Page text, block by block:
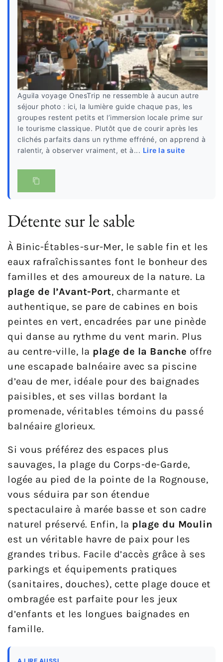
Aguila voyage OnesTrip ne ressemble à aucun autre
séjour photo : ici, la lumière guide chaque pas, les
groupes restent petits et l’immersion locale prime sur
le tourisme classique. Plutôt que de courir après les
clichés parfaits dans un rythme effréné, on apprend à
ralentir, à observer vraiment, et à... Lire la suite
Détente sur le sable
À Binic-Étables-sur-Mer, le sable fin et les
eaux rafraîchissantes font le bonheur des
familles et des amoureux de la nature. La
plage de l’Avant-Port, charmante et
authentique, se pare de cabines en bois
peintes en vert, encadrées par une pinède
qui danse au rythme du vent marin. Plus
au centre-ville, la plage de la Banche offre
une escapade balnéaire avec sa piscine
d’eau de mer, idéale pour des baignades
paisibles, et ses villas bordant la
promenade, véritables témoins du passé
balnéaire glorieux.
Si vous préférez des espaces plus
sauvages, la plage du Corps-de-Garde,
logée au pied de la pointe de la Rognouse,
vous séduira par son étendue
spectaculaire à marée basse et son cadre
naturel préservé. Enfin, la plage du Moulin
est un véritable havre de paix pour les
grandes tribus. Facile d’accès grâce à ses
parkings et équipements pratiques
(sanitaires, douches), cette plage douce et
ombragée est parfaite pour les jeux
d’enfants et les longues baignades en
famille.